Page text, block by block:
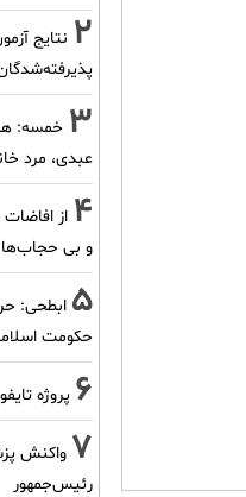
2 نتایج
پذیرفته‌شدگان از ۱۹
3 خمسه:
عبدی، مرد
4
و بی حجاب‌ها
5 ابطحی:
حکومت
6 پروژه
7 واکنش
رئیس‌جمهور